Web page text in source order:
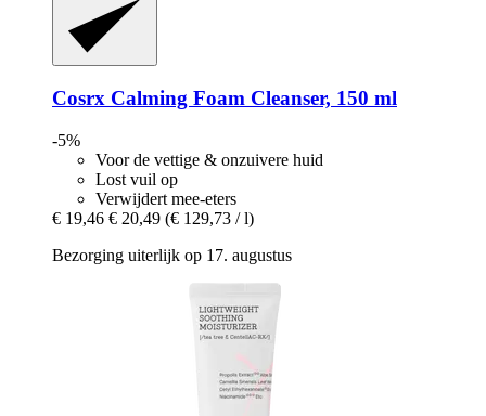
Cosrx Calming Foam Cleanser, 150 ml
-5%
Voor de vettige & onzuivere huid
Lost vuil op
Verwijdert mee-eters
€ 19,46 € 20,49 (€ 129,73 / l)
Bezorging uiterlijk op 17. augustus